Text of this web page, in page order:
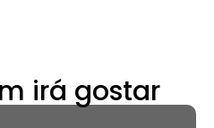
irá gostar